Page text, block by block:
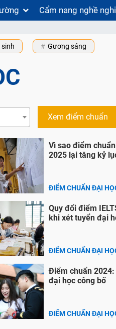
Cẩm nang nghề
sinh Gương sáng
Xem điểm chuẩn
Vì sao điểm
2025 lại tăng kỷ
ĐIỂM CHUẨN ĐẠI
Quy đổi điểm
khi xét tuyển đại
ĐIỂM CHUẨN ĐẠI
Điểm chuẩn
đại học công bố
ĐIỂM CHUẨN ĐẠI